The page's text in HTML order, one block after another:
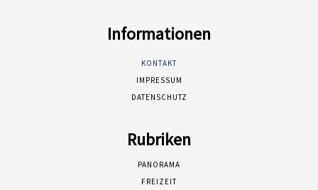
Informationen
KONTAKT
IMPRESSUM
DATENSCHUTZ
Rubriken
PANORAMA
FREIZEIT